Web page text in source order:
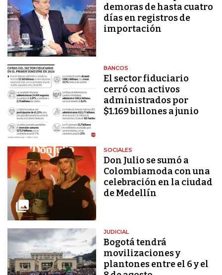
demoras de hasta cuatro
días en registros de
importación
BANCOS
El sector fiduciario
cerró con activos
administrados por
$1.169 billones a junio
SOCIALES
Don Julio se sumó a
Colombiamoda con una
celebración en la ciudad
de Medellín
JUDICIAL
Bogotá tendrá
movilizaciones y
plantones entre el 6 y el